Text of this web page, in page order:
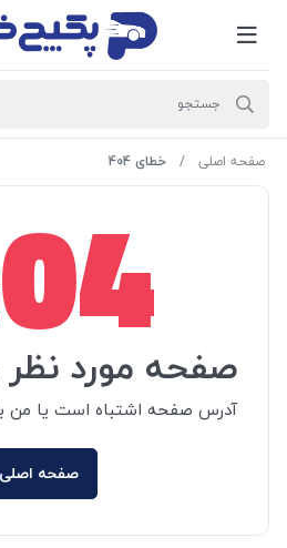
صفحه اصلی خطای 404
صفحه مورد
آدرس صفحه اشتباه است یا من
صفحه اصلی